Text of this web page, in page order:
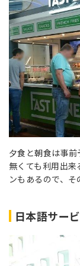
夕食と朝食は事
無くても利用出
ンもあるので、そ
日本語サー